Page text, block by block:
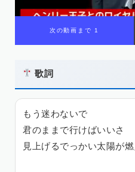
次の動画まで 1
歌詞
もう迷わないで
君のままで行けばいいさ
見上げるでっかい太陽が